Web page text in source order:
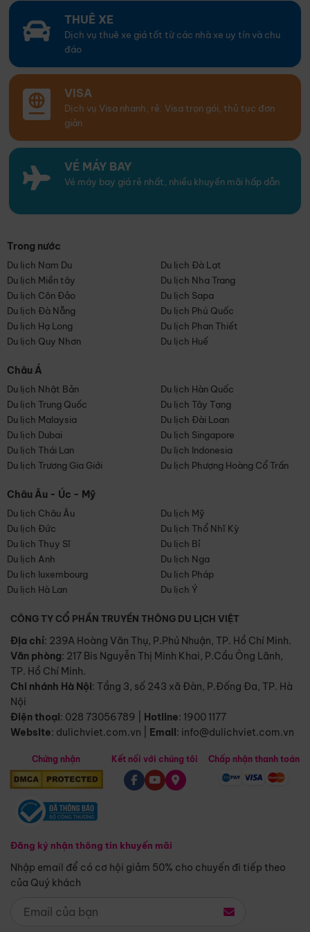
THUÊ XE
Dịch vụ thuê xe giá tốt từ các nhà xe uy tín và chu
đáo
VISA
Dịch vụ Visa nhanh, rẻ. Visa trọn gói, thủ tục đơn
giản
VÉ MÁY BAY
Vé máy bay giá rẻ nhất, nhiều khuyến mãi hấp dẫn
Trong nước
Du lịch Nam Du
Du lịch Đà Lạt
Du lịch Miền tây
Du lịch Nha Trang
Du lịch Côn Đảo
Du lịch Sapa
Du lịch Đà Nẵng
Du lịch Phú Quốc
Du lịch Hạ Long
Du lịch Phan Thiết
Du lịch Quy Nhơn
Du lịch Huế
Châu Á
Du lịch Nhật Bản
Du lịch Hàn Quốc
Du lịch Trung Quốc
Du lịch Tây Tạng
Du lịch Malaysia
Du lịch Đài Loan
Du lịch Dubai
Du lịch Singapore
Du lịch Thái Lan
Du lịch Indonesia
Du lịch Trương Gia Giới
Du lịch Phượng Hoàng Cổ Trấn
Châu Âu - Úc - Mỹ
Du lịch Châu Âu
Du lịch Mỹ
Du lịch Đức
Du lịch Thổ Nhĩ Kỳ
Du lịch Thụy Sĩ
Du lịch Bỉ
Du lịch Anh
Du lịch Nga
Du lịch luxembourg
Du lịch Pháp
Du lịch Hà Lan
Du lịch Ý
CÔNG TY CỔ PHẦN TRUYỀN THÔNG DU LỊCH VIỆT
Địa chỉ: 239A Hoàng Văn Thụ, P.Phú Nhuận, TP. Hồ Chí Minh.
Văn phòng: 217 Bis Nguyễn Thị Minh Khai, P.Cầu Ông Lãnh,
TP. Hồ Chí Minh.
Chi nhánh Hà Nội: Tầng 3, số 243 xã Đàn, P.Đống Đa, TP. Hà
Nội
Điện thoại: 028 73056789 Hotline: 1900 1177
Website: dulichviet.com.vn Email: info@dulichviet.com.vn
Chứng nhận
Đăng ký nhận thông tin khuyến mãi
Nhập email để có cơ hội giảm 50% cho chuyến đi tiếp theo
của Quý khách
Kết nối với chúng tôi Chấp nhận thanh toán